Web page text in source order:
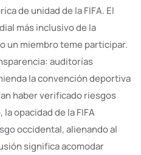
de unidad de la FIFA. El
más inclusivo de la
un miembro teme participar.
auditorías
la convención deportiva
haber verificado riesgos
opacidad de la FIFA
occidental, alienando al
significa acomodar